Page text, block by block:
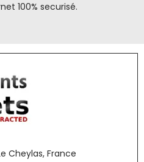
100% securisé.
Cheylas, France